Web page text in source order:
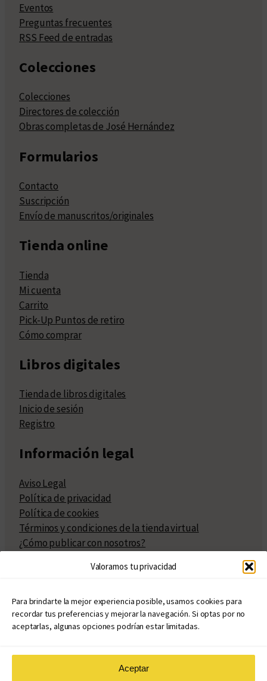
Valoramos tu privacidad
Para brindarte la mejor experiencia posible, usamos cookies para
recordar tus preferencias y mejorar la navegación. Si optas por no
aceptarlas, algunas opciones podrían estar limitadas.
Aceptar
Eventos
Preguntas frecuentes
RSS Feed de entradas
Colecciones
Colecciones
Directores de colección
Obras completas de José Hernández
Formularios
Contacto
Suscripción
Envío de manuscritos/originales
Tienda online
Tienda
Mi cuenta
Carrito
Pick-Up Puntos de retiro
Cómo comprar
Libros digitales
Tienda de libros digitales
Inicio de sesión
Registro
Información legal
Aviso Legal
Política de privacidad
Política de cookies
Términos y condiciones de la tienda virtual
¿Cómo publicar con nosotros?
Políticas de publicación
Políticas de coedición
Atribuciones